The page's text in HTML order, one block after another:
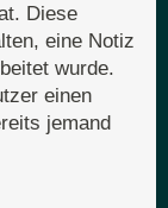
Diese
eine Notiz
wurde.
einen
jemand